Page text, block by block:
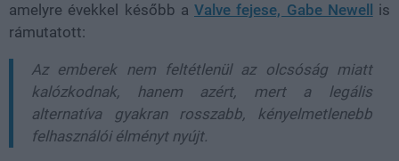
amelyre évekkel később a Valve fejese, Gabe Newell
is
rámutatott:
Az emberek nem feltétlenül az olcsóság miatt
kalózkodnak, hanem azért, mert a legális
alternatíva gyakran rosszabb, kényelmetlenebb
felhasználói élményt nyújt.